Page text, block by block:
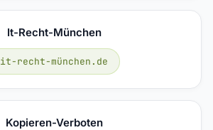
It-Recht-München
it-recht-münchen.de
Kopieren-Verboten